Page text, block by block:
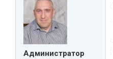
Администратор